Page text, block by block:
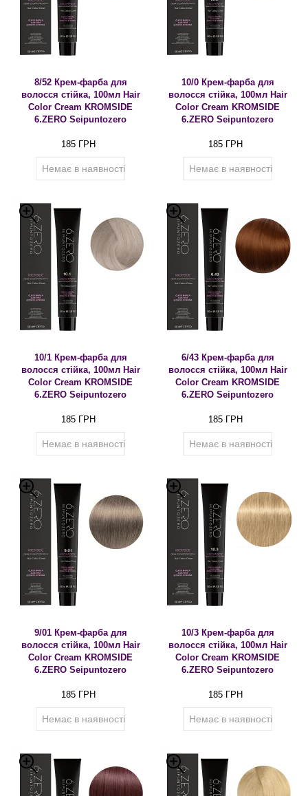
8/52 Крем-фарба для
волосся стійка, 100мл Hair
Color Cream KROMSIDE
6.ZERO Seipuntozero
185 ГРН
Немає в наявності
10/0 Крем-фарба для
волосся стійка, 100мл Hair
Color Cream KROMSIDE
6.ZERO Seipuntozero
185 ГРН
Немає в наявності
10/1 Крем-фарба для
волосся стійка, 100мл Hair
Color Cream KROMSIDE
6.ZERO Seipuntozero
185 ГРН
Немає в наявності
6/43 Крем-фарба для
волосся стійка, 100мл Hair
Color Cream KROMSIDE
6.ZERO Seipuntozero
185 ГРН
Немає в наявності
9/01 Крем-фарба для
волосся стійка, 100мл Hair
Color Cream KROMSIDE
6.ZERO Seipuntozero
185 ГРН
Немає в наявності
10/3 Крем-фарба для
волосся стійка, 100мл Hair
Color Cream KROMSIDE
6.ZERO Seipuntozero
185 ГРН
Немає в наявності